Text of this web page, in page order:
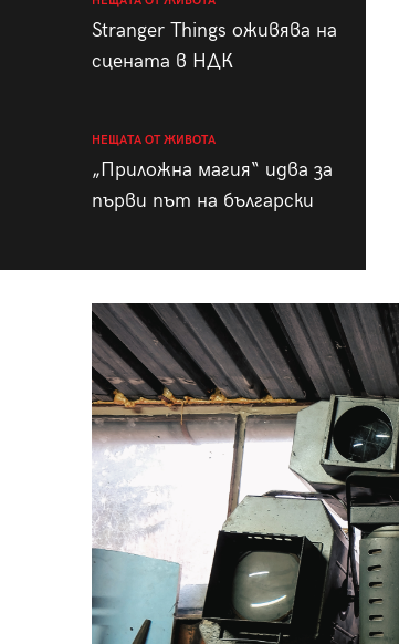
Stranger Things оживява на
сцената в НДК
НЕЩАТА ОТ ЖИВОТА
„Приложна магия“ идва за
първи път на български